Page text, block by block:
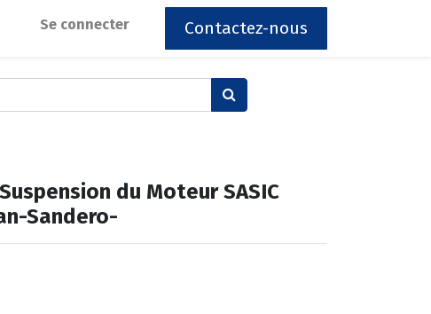
Se connecter Contactez-nous
du Moteur SASIC
Sandero-